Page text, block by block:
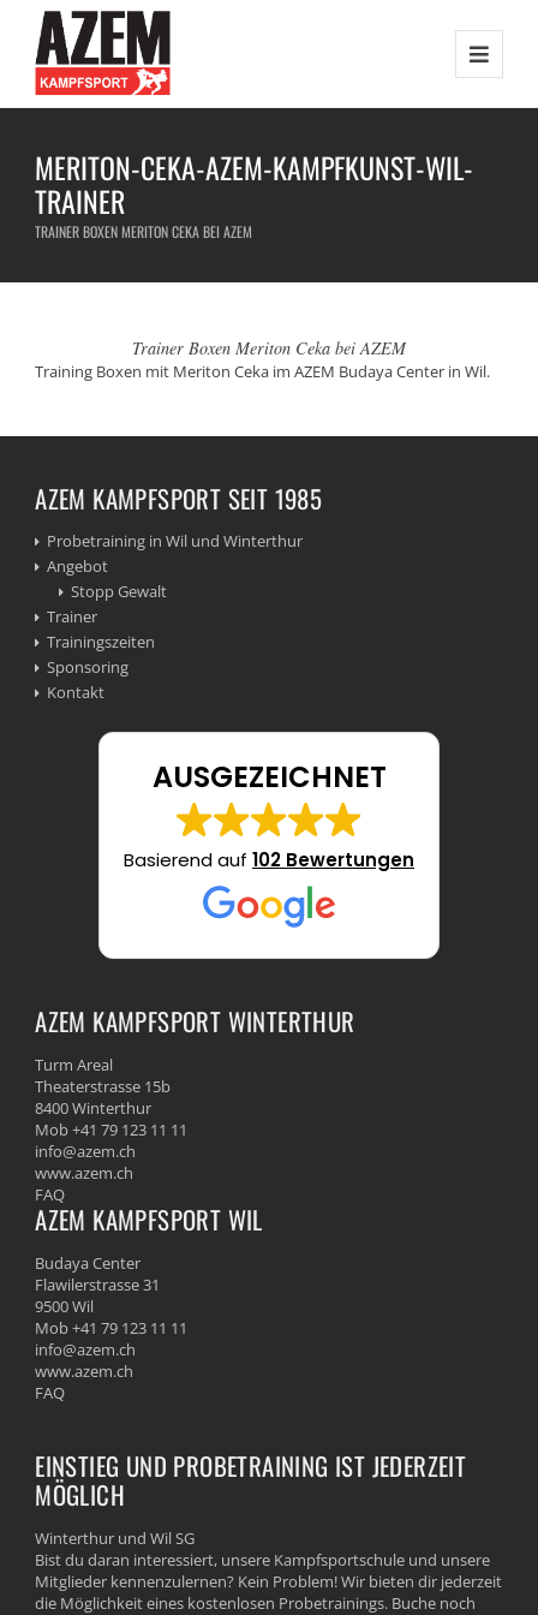
MERITON-CEKA-AZEM-KAMPFKUNST-WIL-
TRAINER
TRAINER BOXEN MERITON CEKA BEI AZEM
Trainer Boxen Meriton Ceka bei AZEM
Training Boxen mit Meriton Ceka im AZEM Budaya Center in Wil.
AZEM KAMPFSPORT SEIT 1985
Probetraining in Wil und Winterthur
Angebot
Stopp Gewalt
Trainer
Trainingszeiten
Sponsoring
Kontakt
AUSGEZEICHNET
Basierend auf 102 Bewertungen
AZEM KAMPFSPORT WINTERTHUR
Turm Areal
Theaterstrasse 15b
8400 Winterthur
Mob +41 79 123 11 11
info@azem.ch
www.azem.ch
FAQ
AZEM KAMPFSPORT WIL
Budaya Center
Flawilerstrasse 31
9500 Wil
Mob +41 79 123 11 11
info@azem.ch
www.azem.ch
FAQ
EINSTIEG UND PROBETRAINING IST JEDERZEIT
MÖGLICH
Winterthur und Wil SG
Bist du daran interessiert, unsere Kampfsportschule und unsere
Mitglieder kennenzulernen? Kein Problem! Wir bieten dir jederzeit
die Möglichkeit eines kostenlosen Probetrainings. Buche noch